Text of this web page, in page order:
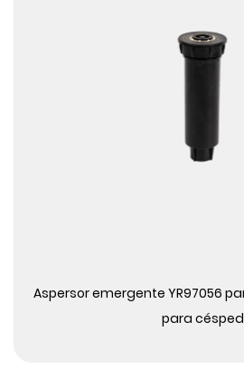
Ver más
Aspersor emergente YR97056
para césped